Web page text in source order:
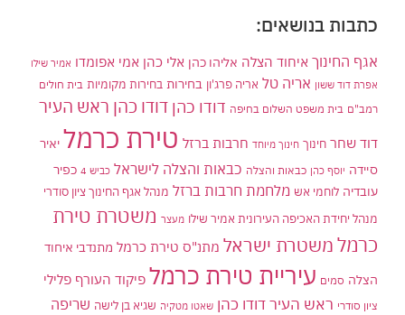
כתבות בנושאים:
אגף החינוך איחוד הצלה אליהו כהן אלי כהן אמי אפומדו אמיר שילו
אפרת דוד ששון אריה טל אריה פרג'ון בחירות בחירות מקומיות בית חולים
רמב"ם בית משפט השלום בחיפה דודו כהן דודו כהן ראש העיר
דוד שחר חינוך חינוך מיוחד חרבות ברזל טירת כרמל יאיר
סיידה יוסף כהן כבאות והצלה כבאות והצלה לישראל כביש 4
כפיר
עובדיה לוחמי אש מלחמת חרבות ברזל מנהל אגף החינוך ציון סודרי
מנהל יחידת האכיפה העירונית אמיר שילו מעצר משטרת טירת
כרמלמשטרת ישראל מתנ"ס טירת כרמל מתנדבי איחוד
הצלה סמים עיריית טירת כרמל פיקוד העורף פלילי
ציון סודרי ראש העיר דודו כהן שאטו מטקיה שגיא בן לישה שריפה